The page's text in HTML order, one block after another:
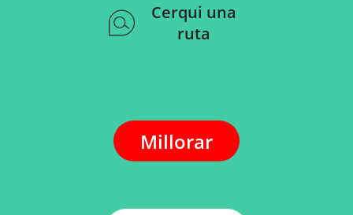
Cerqui una
ruta
Millorar